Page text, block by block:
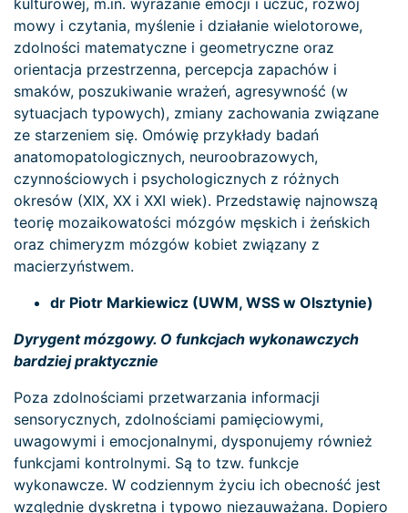
kulturowej, m.in. wyrażanie emocji i uczuć, rozwój
mowy i czytania, myślenie i działanie wielotorowe,
zdolności matematyczne i geometryczne oraz
orientacja przestrzenna, percepcja zapachów i
smaków, poszukiwanie wrażeń, agresywność (w
sytuacjach typowych), zmiany zachowania związane
ze starzeniem się. Omówię przykłady badań
anatomopatologicznych, neuroobrazowych,
czynnościowych i psychologicznych z różnych
okresów (XIX, XX i XXI wiek). Przedstawię najnowszą
teorię mozaikowatości mózgów męskich i żeńskich
oraz chimeryzm mózgów kobiet związany z
macierzyństwem.
dr Piotr Markiewicz (UWM, WSS w Olsztynie)
Dyrygent mózgowy. O funkcjach wykonawczych
bardziej praktycznie
Poza zdolnościami przetwarzania informacji
sensorycznych, zdolnościami pamięciowymi,
uwagowymi i emocjonalnymi, dysponujemy również
funkcjami kontrolnymi. Są to tzw. funkcje
wykonawcze. W codziennym życiu ich obecność jest
względnie dyskretna i typowo niezauważana. Dopiero